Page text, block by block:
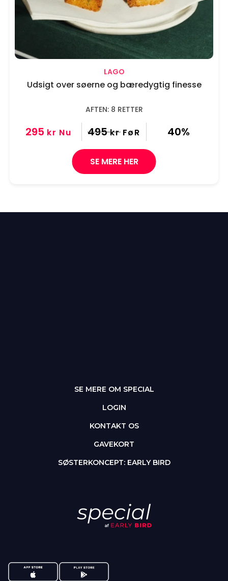
LAGO
Udsigt over søerne og bæredygtig finesse
AFTEN: 8 RETTER
295 kr Nu 495 kr FøR 40%
SE MERE HER
SE MERE OM SPECIAL
LOGIN
KONTAKT OS
GAVEKORT
SØSTERKONCEPT: EARLY BIRD